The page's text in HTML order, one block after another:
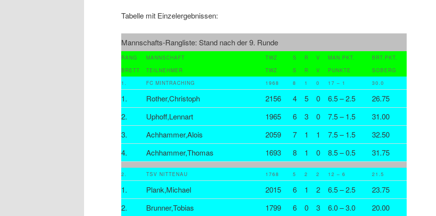
Tabelle mit Einzelergebnissen:
Mannschafts-Rangliste: Stand nach der 9. Runde
RANG MANNSCHAFT TWZ S R V MAN.PKT.
BRT.PKT.
BRETT
TEILNEHMER TWZ S R V PUNKTE
SOBERG
1.
FC MINTRACHING 1968 8 1 0 17 – 1 30.0
1. Rother,Christoph 2156 4 5 0 6.5 – 2.5
26.75
2.
Uphoff,Lennart 1965 6 3 0 7.5 – 1.5
31.00
3.
Achhammer,Alois 2059 7 1 1 7.5 – 1.5
32.50
4.
Achhammer,Thomas 1693 8 1 0 8.5 – 0.5 31.75
2. TSV NITTENAU 1768 5 2 2 12 – 6 21.5
1. Plank,Michael 2015 6 1 2 6.5 – 2.5
23.75
2.
Brunner,Tobias 1799 6 0 3 6.0 – 3.0
20.00